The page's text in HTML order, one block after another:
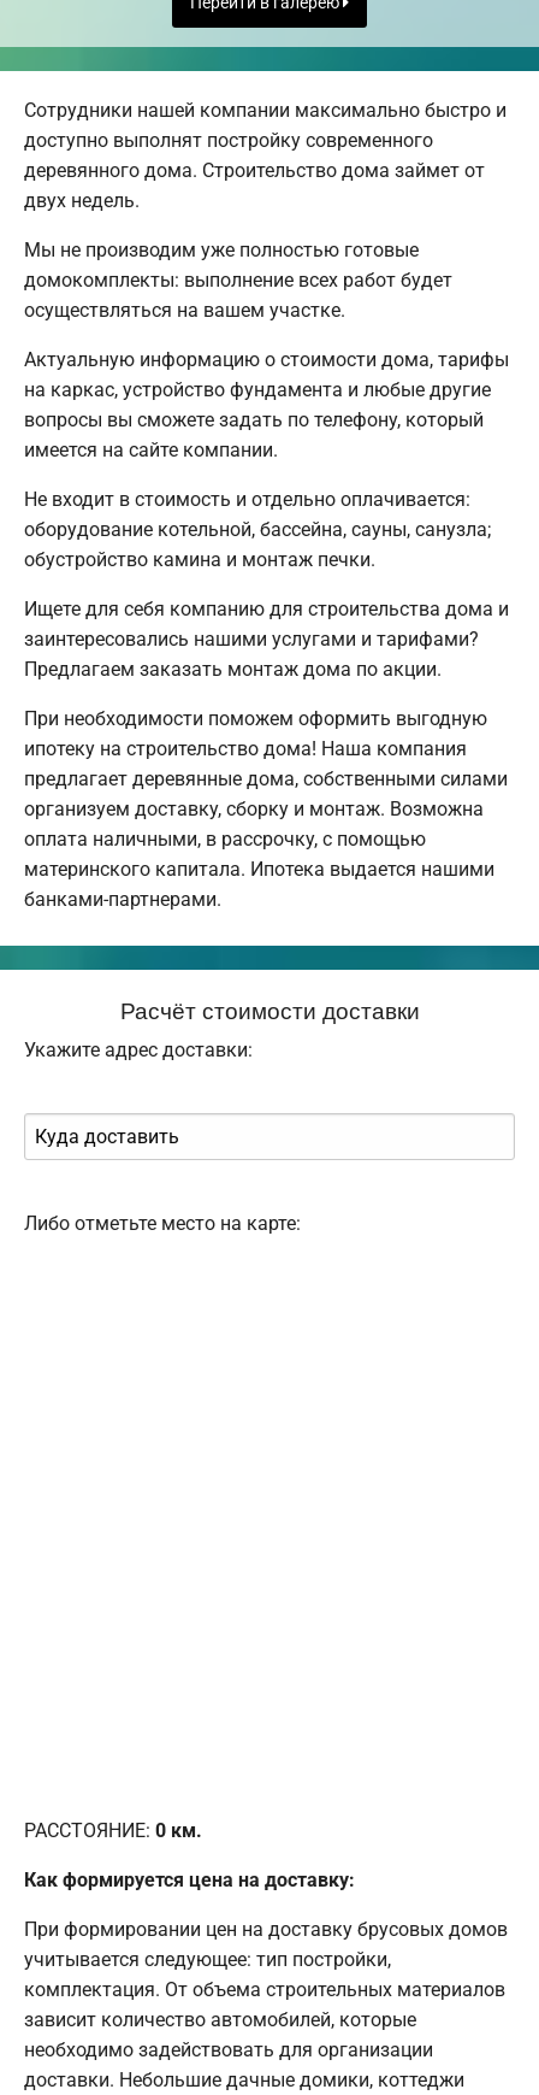
Сотрудники нашей компании максимально быстро и
доступно выполнят постройку современного
деревянного дома. Строительство дома займет от
двух недель.
Мы не производим уже полностью готовые
домокомплекты: выполнение всех работ будет
осуществляться на вашем участке.
Актуальную информацию о стоимости дома, тарифы
на каркас, устройство фундамента и любые другие
вопросы вы сможете задать по телефону, который
имеется на сайте компании.
Не входит в стоимость и отдельно оплачивается:
оборудование котельной, бассейна, сауны, санузла;
обустройство камина и монтаж печки.
Ищете для себя компанию для строительства дома и
заинтересовались нашими услугами и тарифами?
Предлагаем заказать монтаж дома по акции.
При необходимости поможем оформить выгодную
ипотеку на строительство дома! Наша компания
предлагает деревянные дома, собственными силами
организуем доставку, сборку и монтаж. Возможна
оплата наличными, в рассрочку, с помощью
материнского капитала. Ипотека выдается нашими
банками-партнерами.
Расчёт стоимости доставки
Укажите адрес доставки:
Либо отметьте место на карте:
РАССТОЯНИЕ: 0 км.
Как формируется цена на доставку:
При формировании цен на доставку брусовых домов
учитывается следующее: тип постройки,
комплектация. От объема строительных материалов
зависит количество автомобилей, которые
необходимо задействовать для организации
доставки. Небольшие дачные домики, коттеджи